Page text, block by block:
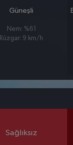
Güneşli
Nem: %61
Rüzgar: 9 km/h
Sağlıksız